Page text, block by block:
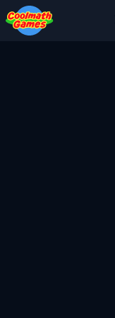
Skip
to
Top
Skip
to
Navigation
Skip
to
Main
Skip
to
Footer